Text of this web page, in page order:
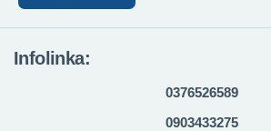
Infolinka:
0376526589
0903433275